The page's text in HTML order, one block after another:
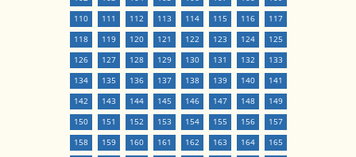
110
111 112 113 114 115 116
117
118
119 120 121 122 123 124
125
126
127 128 129 130 131 132
133
134
135 136 137 138 139 140
141
142
143 144 145 146 147 148
149
150
151 152 153 154 155 156
157
158
159 160 161 162 163 164
165